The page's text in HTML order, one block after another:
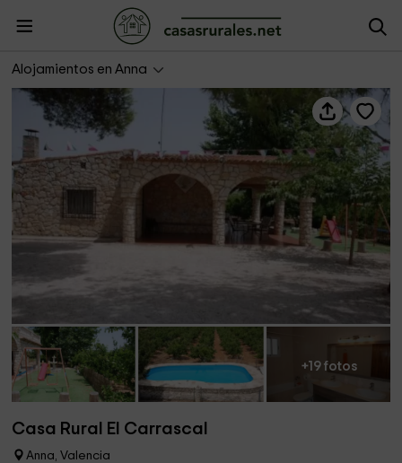
Alojamientos en Anna
Casa Rural El Carrascal
+19 fotos
Casa Rural El Carrascal
Anna, Valencia